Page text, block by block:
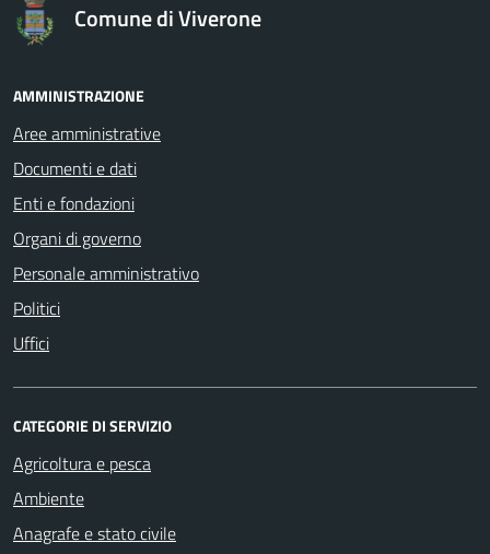
Comune di Viverone
AMMINISTRAZIONE
Aree amministrative
Documenti e dati
Enti e fondazioni
Organi di governo
Personale amministrativo
Politici
Uffici
CATEGORIE DI SERVIZIO
Agricoltura e pesca
Ambiente
Anagrafe e stato civile